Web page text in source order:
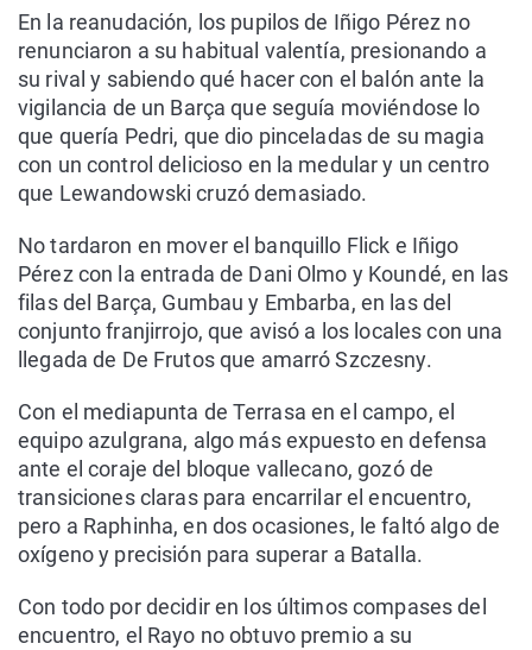
En la reanudación, los pupilos de Iñigo Pérez no
renunciaron a su habitual valentía, presionando a
su rival y sabiendo qué hacer con el balón ante la
vigilancia de un Barça que seguía moviéndose lo
que quería Pedri, que dio pinceladas de su magia
con un control delicioso en la medular y un centro
que Lewandowski cruzó demasiado.
No tardaron en mover el banquillo Flick e Iñigo
Pérez con la entrada de Dani Olmo y Koundé, en las
filas del Barça, Gumbau y Embarba, en las del
conjunto franjirrojo, que avisó a los locales con una
llegada de De Frutos que amarró Szczesny.
Con el mediapunta de Terrasa en el campo, el
equipo azulgrana, algo más expuesto en defensa
ante el coraje del bloque vallecano, gozó de
transiciones claras para encarrilar el encuentro,
pero a Raphinha, en dos ocasiones, le faltó algo de
oxígeno y precisión para superar a Batalla.
Con todo por decidir en los últimos compases del
encuentro, el Rayo no obtuvo premio a su